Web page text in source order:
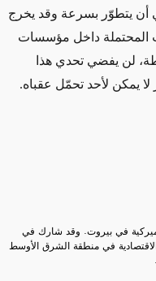
في بيروت. وقد شارك في
في منطقة الشرق الأوسط
أن يتطوّر بسرعة وقد يخرج
داخل مؤسسات
لن يفضي تحدي هذا
يمكن لأحد تحمّل عقباه.